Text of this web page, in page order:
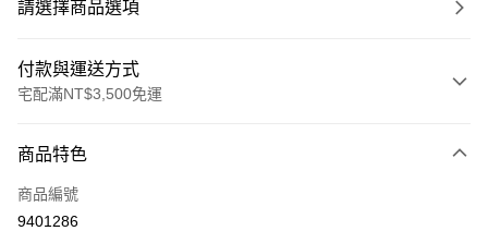
請選擇商品選項
付款與運送方式
宅配滿NT$3,500免運
信用卡一次付款
ATM付款
商品特色
商品編號
9401286